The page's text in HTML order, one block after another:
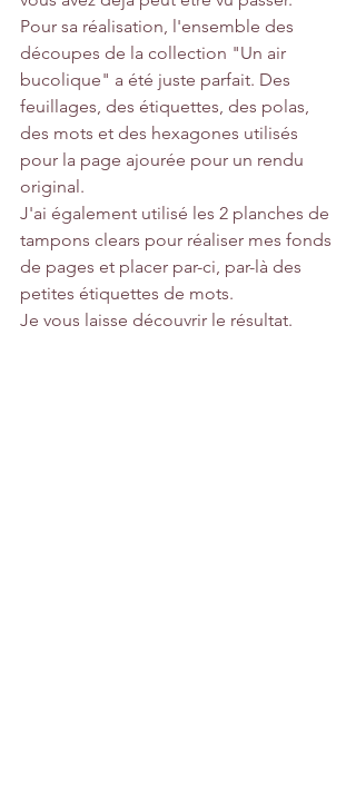
Pour sa réalisation, l'ensemble des
découpes de la collection "Un air
bucolique" a été juste parfait. Des
feuillages, des étiquettes, des polas,
des mots et des hexagones utilisés
pour la page ajourée pour un rendu
original.
J'ai également utilisé les 2 planches de
tampons clears pour réaliser mes fonds
de pages et placer par-ci, par-là des
petites étiquettes de mots.
Je vous laisse découvrir le résultat.